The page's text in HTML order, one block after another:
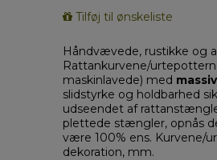
Tilføj til ønskeliste
Håndvævede, rustikke og
Rattankurvene/
maskinlavede) med
slidstyrke og holdbarhed
udseendet af
plettede stængler, opnås
være 100% ens. Kurvene/
dekoration, mm.